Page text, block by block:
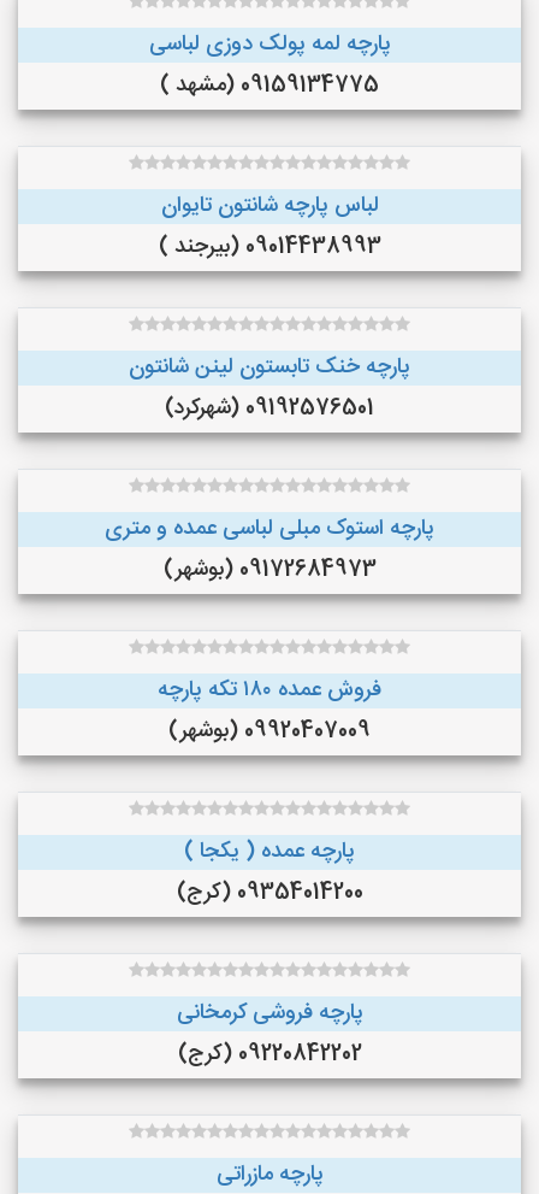
پارچه لمه پولک دوزی لباسی
09159134775 (مشهد )
لباس پارچه شانتون تایوان
09014438993 (بیرجند )
پارچه خنک تابستون لینن شانتون
09192576501 (شهرکرد)
پارچه استوک مبلی لباسی عمده و متری
09172684973 (بوشهر)
فروش عمده ۱۸۰ تکه پارچه
09920407009 (بوشهر)
پارچه عمده ( یکجا )
09354014200 (کرج)
پارچه فروشی کرمخانی
09220842202 (کرج)
پارچه مازراتی